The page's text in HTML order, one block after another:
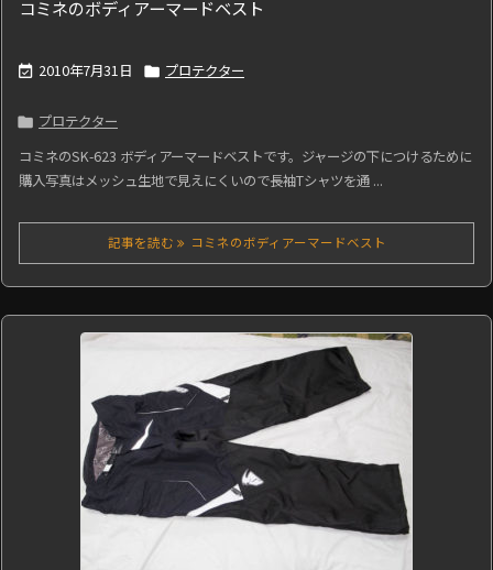
コミネのボディアーマードベスト
 2010年7月31日  プロテクター
 プロテクター
コミネのSK-623 ボディアーマードベストです。ジャージの下につけるために
購入写真はメッシュ生地で見えにくいので長袖Tシャツを通 ...
記事を読む コミネのボディアーマードベスト